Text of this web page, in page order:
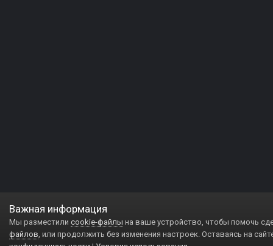
Важная информация
Мы разместили cookie-файлы на ваше устройство, чтобы помочь
файлов, или продолжить без изменения настроек. Оставаясь на